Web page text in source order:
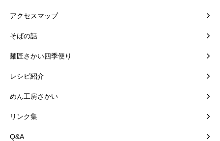
アクセスマップ
そばの話
麺匠さかい四季便り
レシピ紹介
めん工房さかい
リンク集
Q&A